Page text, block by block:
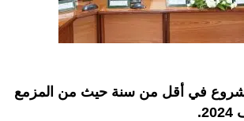
في أقل من سنة حيث من المزمع